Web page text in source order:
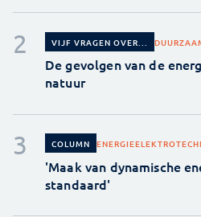
VIJF VRAGEN OVER...
De gevolgen van de
natuur
COLUMN ENERGIE
'Maak van dynamische
standaard'